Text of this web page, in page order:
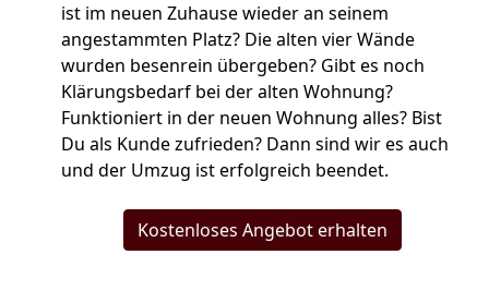
ist im neuen Zuhause wieder an seinem
angestammten Platz? Die alten vier Wände
wurden besenrein übergeben? Gibt es noch
Klärungsbedarf bei der alten Wohnung?
Funktioniert in der neuen Wohnung alles? Bist
Du als Kunde zufrieden? Dann sind wir es auch
und der Umzug ist erfolgreich beendet.
Kostenloses Angebot erhalten